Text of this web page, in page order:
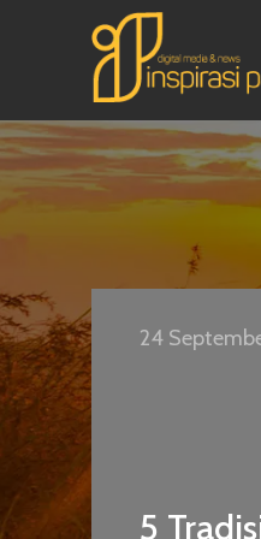
5
24